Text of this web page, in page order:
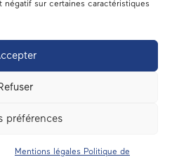
sur certaines caractéristiques
préférences
Mentions légales Politique de
les médias
Contact